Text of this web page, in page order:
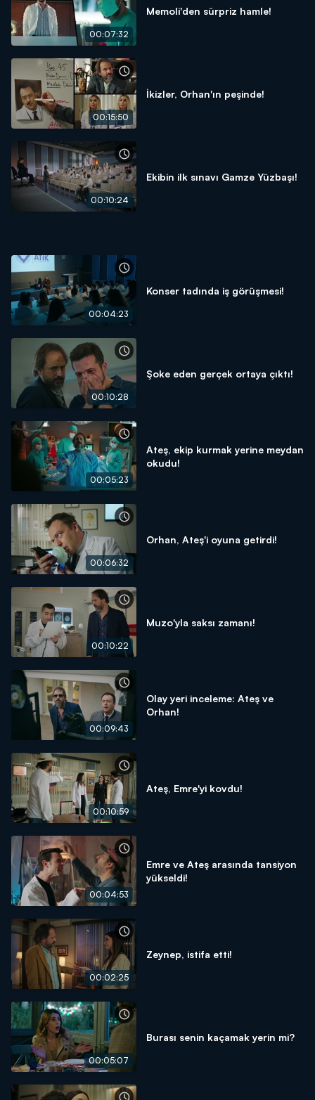
00:07:32
Memoli'den sürpriz hamle!
00:15:50
İkizler, Orhan'ın peşinde!
00:10:24
Ekibin ilk sınavı Gamze Yüzbaşı!
00:04:23
Konser tadında iş görüşmesi!
00:10:28
Şoke eden gerçek ortaya çıktı!
00:05:23
Ateş, ekip kurmak yerine meydan
okudu!
00:06:32
Orhan, Ateş'i oyuna getirdi!
00:10:22
Muzo'yla saksı zamanı!
00:09:43
Olay yeri inceleme: Ateş ve
Orhan!
00:10:59
Ateş, Emre'yi kovdu!
00:04:53
Emre ve Ateş arasında tansiyon
yükseldi!
00:02:25
Zeynep, istifa etti!
00:05:07
Burası senin kaçamak yerin mi?